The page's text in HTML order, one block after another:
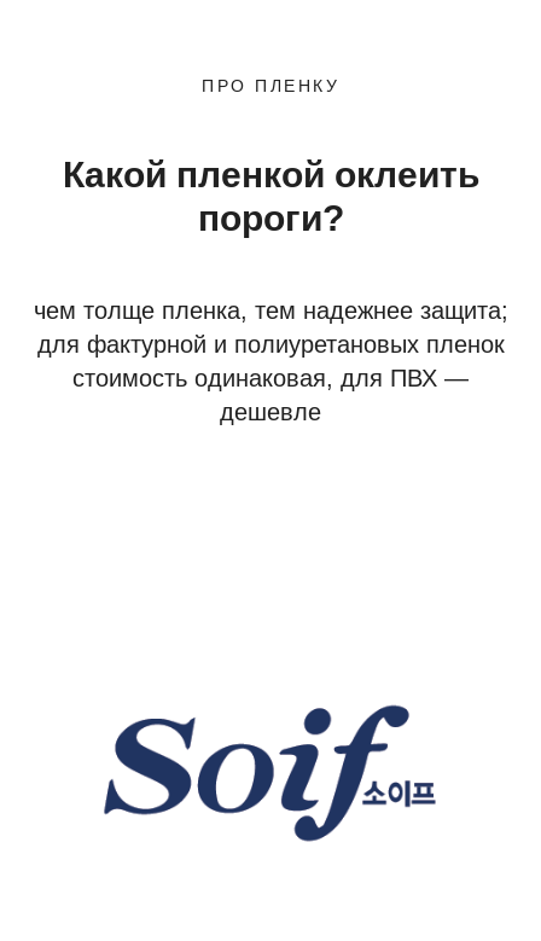
ПРО ПЛЕНКУ
Какой пленкой оклеить
пороги?
чем толще пленка, тем надежнее защита;
для фактурной и полиуретановых пленок
стоимость одинаковая, для ПВХ —
дешевле